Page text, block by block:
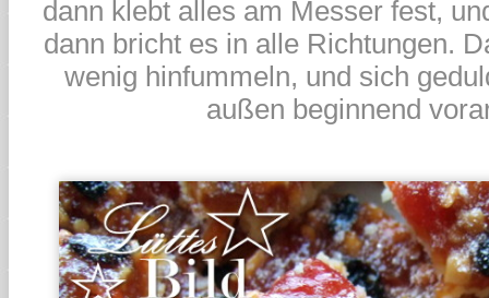
dann klebt alles am Messer fest,
dann bricht es in alle Richtungen.
wenig hinfummeln, und sich
außen beginnend